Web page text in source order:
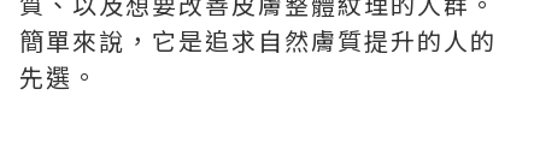
簡單來說，它是追求自然膚質提升的人的
先選。